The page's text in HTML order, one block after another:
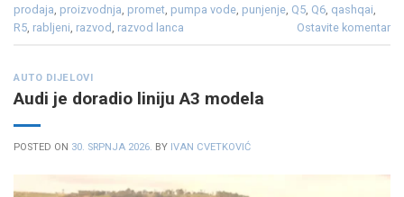
prodaja, proizvodnja, promet, pumpa vode, punjenje, Q5, Q6, qashqai,
R5, rabljeni, razvod, razvod lanca Ostavite komentar
AUTO DIJELOVI
Audi je doradio liniju A3 modela
POSTED ON 30. SRPNJA 2026. BY IVAN CVETKOVIĆ